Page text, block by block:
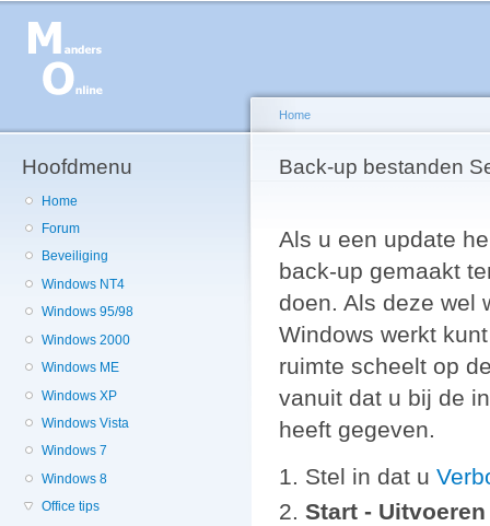
Hoofdmenu
Home
Forum
Beveiliging
Windows NT4
Windows 95/98
Windows 2000
Windows ME
Windows XP
Windows Vista
Windows 7
Windows 8
Office tips
U bent hier
Home
Back-up bestanden
Als u een update
back-up gemaakt
doen. Als deze wel
Windows werkt
ruimte scheelt op
vanuit dat u bij de
heeft gegeven.
Stel in dat u
Start - Uitvoeren